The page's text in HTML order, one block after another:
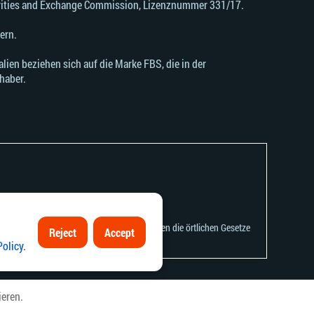
.
Reject Accept
and Exchange Commission, Lizenznummer 331/17.
beziehen sich auf die Marke FBS, die in der
oder Nutzung dieser Informationen gegen die örtlichen Gesetze